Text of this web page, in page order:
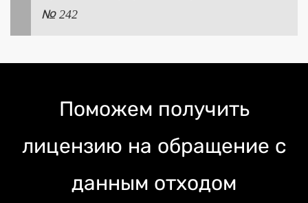
№ 242
Поможем получить
лицензию на обращение с
данным отходом